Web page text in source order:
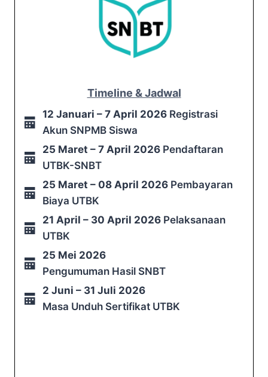
Timeline & Jadwal
12 Januari – 7 April 2026 Registrasi
Akun SNPMB Siswa
25 Maret – 7 April 2026 Pendaftaran
UTBK-SNBT
25 Maret – 08 April 2026 Pembayaran
Biaya UTBK
21 April – 30 April 2026 Pelaksanaan
UTBK
25 Mei 2026
Pengumuman Hasil SNBT
2 Juni – 31 Juli 2026
Masa Unduh Sertifikat UTBK